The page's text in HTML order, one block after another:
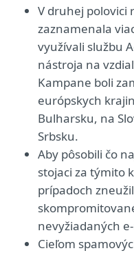
V druhej polovici
zaznamenala
využívali službu
nástroja na
Kampane boli
európskych
Bulharsku, na
Srbsku.
Aby pôsobili čo
stojaci za týmito
prípadoch
nevyžiadaných
Cieľom